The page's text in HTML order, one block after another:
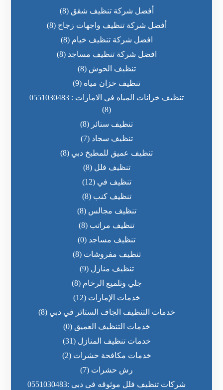
أفضل شركة تنظيف شقق (8)
أفضل شركة تنظيف واجهات زجاج (8)
افضل شركة تنظيف خيام (8)
افضل شركة تنظيف مساجد (8)
تنظيف الحوش (8)
تنظيف خزان مياه (9)
تنظيف خزانات المياه في الامارات : 0551030483
(8)
تنظيف ستائر (8)
تنظيف سجاد (7)
تنظيف عميق للمطبخ دبي (8)
تنظيف فلل (8)
تنظيف في (12)
تنظيف كنب (8)
تنظيف مجالس (8)
تنظيف مراتب (8)
تنظيف مساجد (0)
تنظيف مفروشات (8)
تنظيف منازل (9)
جلي وتلميع الرخام (8)
خدمات الإمارات (12)
خدمات التنظيف الجاف الستائر في دبي (8)
خدمات التنظيف العميق (0)
خدمات تنظيف المنازل (31)
خدمات مكافحة حشرات (2)
رش حشرات (7)
شركات تنظيف فلل موثوقه فى دبى :0551030483